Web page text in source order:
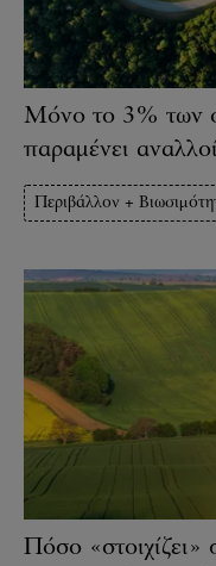
Μόνο το 3% των
παραμένει
Περιβάλλον +
Πόσο